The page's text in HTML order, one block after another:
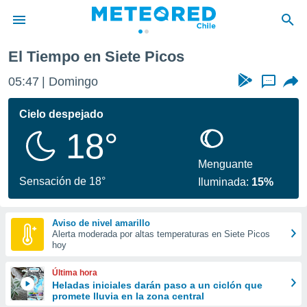
de
por
se
calidad.
a este
las
y
forma
digital
basada
El Tiempo en Siete Picos
05:47 Domingo ...
Cielo despejado
18°
Sensación de 18°
Menguante
Iluminada: 15%
Aviso de nivel amarillo
Alerta moderada por altas temperaturas en Siete Picos
hoy
Última hora
Heladas iniciales darán paso a un ciclón que
promete lluvia en la zona central